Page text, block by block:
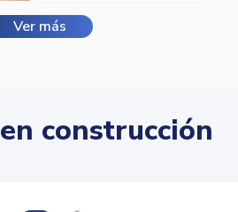
Ver más
en construcción